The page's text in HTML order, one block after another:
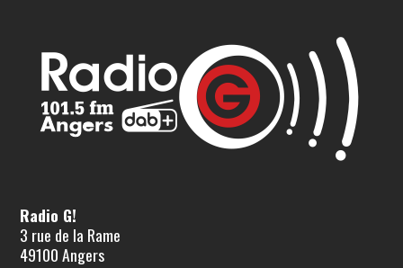
Radio G!
3 rue de la Rame
49100 Angers